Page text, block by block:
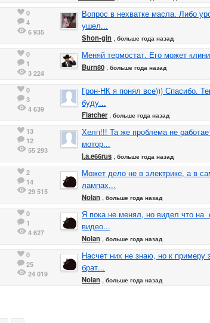
0
4
6 935
Вопрос в нехватке масла. Либо
ушел...
Shon-gin ,больше года назад
0
1
3 224
Меняй термостат. Его может
Burn80 ,больше года назад
0
3
4 639
Грон-НК я понял все))) Спасибо.
буду...
Flatcher,больше года назад
13
12
55 293
Хелп!!! Та же проблема не
мотор...
l.a.e66rus ,больше года назад
2
14
29 515
Может дело не в электрике, а в
лампах...
Nolan ,больше года назад
0
1
4 627
Я пока не менял, но видел что на
видео...
Nolan ,больше года назад
0
25
24 019
Насчет них не знаю, но к примеру
брат...
Nolan ,больше года назад